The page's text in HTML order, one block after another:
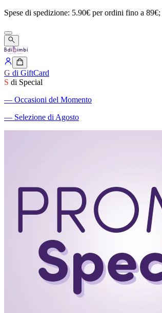
Spese di spedizione: 5.90€ perordini fino a 89€;
G di GiftCard
S di Special
― Occasioni del Momento
― Selezione di Agosto